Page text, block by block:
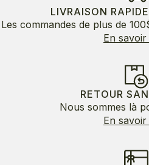
LIVRAISON
Les commandes de plus de
En
RETOUR
Nous sommes là
En